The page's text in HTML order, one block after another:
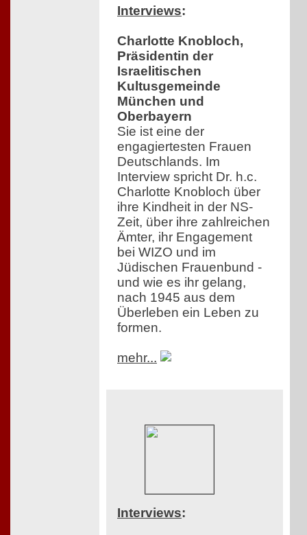
Interviews:
Charlotte Knobloch,
Präsidentin der
Israelitischen
Kultusgemeinde
München und
Oberbayern
Sie ist eine der
engagiertesten Frauen
Deutschlands. Im
Interview spricht Dr. h.c.
Charlotte Knobloch über
ihre Kindheit in der NS-
Zeit, über ihre zahlreichen
Ämter, ihr Engagement
bei WIZO und im
Jüdischen Frauenbund -
und wie es ihr gelang,
nach 1945 aus dem
Überleben ein Leben zu
formen.
mehr...
Interviews: